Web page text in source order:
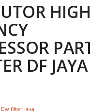
HIGH
DF JAYA
Dwifilter Jaya